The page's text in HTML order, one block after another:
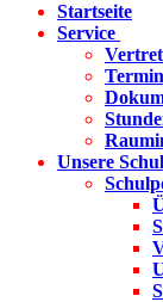
Startseite
Service
Unsere